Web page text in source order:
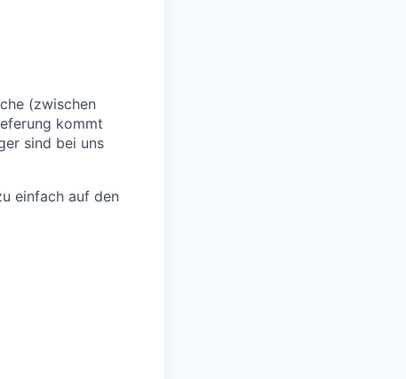
(zwischen
kommt
sind bei uns
einfach auf den